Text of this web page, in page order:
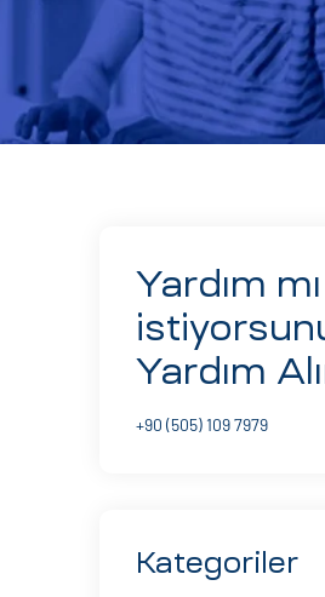
Yardım mı
Yardım
+90 (505) 109 7979
Kategoriler